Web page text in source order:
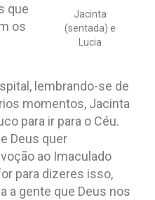
Jacinta
(sentada) e
Lucia
que
os
lembrando-se de
momentos, Jacinta
para ir para o Céu.
Deus quer
ao Imaculado
para dizeres isso,
a gente que Deus nos